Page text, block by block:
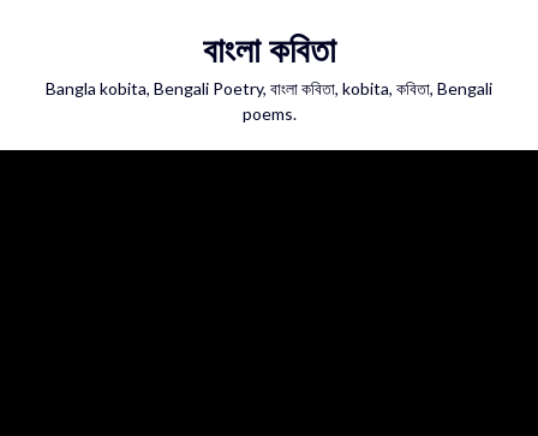
বাংলা কবিতা
Bangla kobita, Bengali Poetry, বাংলা কবিতা, kobita, কবিতা, Bengali
poems.